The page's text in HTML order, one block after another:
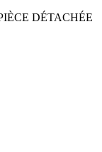
DÉTACHÉE